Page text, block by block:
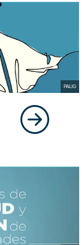
PALIG